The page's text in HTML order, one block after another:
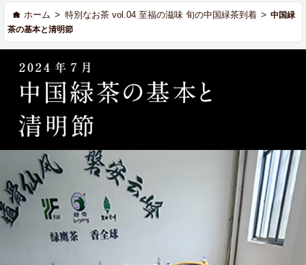
ホーム > 特別なお茶 vol.04 至福の滋味 旬の中国緑茶到着 > 中国緑
茶の基本と清明節